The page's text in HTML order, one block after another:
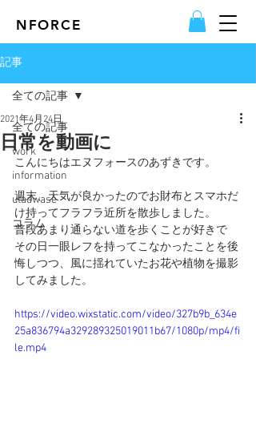
NFORCE
記事
全ての記事
work
information
utaawase
コラム
全ての記事
日常を動画に
2021年4月24日
こんにちはエヌフォースのあずきです。
週末、天気が良かったのでお財布とスマホだ
け持ってフラフラ近所を散歩しました。
普段あまり通らない道を歩くことが好きで
その日一眼レフを持ってこなかったことを後
悔しつつ、風に揺れていたお花や植物を撮影
してみました。
https://video.wixstatic.com/video/327b9b_634e
25a836794a329289325019011b67/1080p/mp4/fi
le.mp4